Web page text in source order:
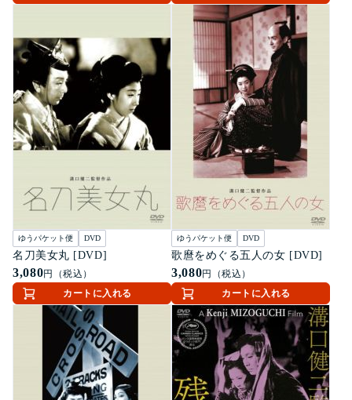
ゆうパケット便 DVD
名刀美女丸 [DVD]
3,080円（税込）
カートに入れる
ゆうパケット便 DVD
歌麿をめぐる五人の女 [DVD]
3,080円（税込）
カートに入れる